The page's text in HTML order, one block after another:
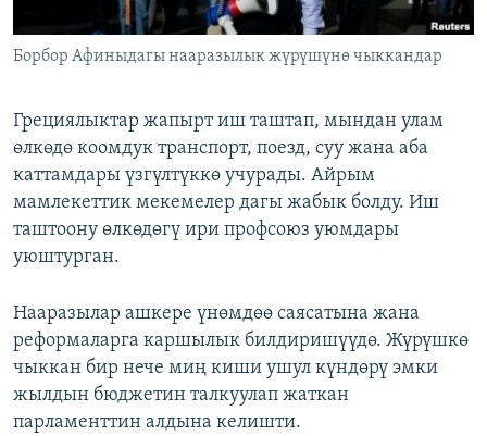
ЭЕ/АРнун бардык сайттары
Борбор Афиныдагы нааразылык жүрүшүнө чыккандар
Грециялыктар жапырт иш таштап, мындан улам
өлкөдө коомдук транспорт, поезд, суу жана аба
каттамдары үзгүлтүккө учурады. Айрым
мамлекеттик мекемелер дагы жабык болду. Иш
таштоону өлкөдөгү ири профсоюз уюмдары
уюштурган.
Нааразылар ашкере үнөмдөө саясатына жана
реформаларга каршылык билдиришүүдө. Жүрүшкө
чыккан бир нече миң киши ушул күндөрү эмки
жылдын бюджетин талкуулап жаткан
парламенттин алдына келишти.